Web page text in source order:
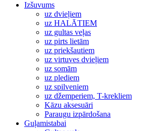
Izšuvums
uz dvieļiem
uz HALĀTIEM
uz gultas veļas
uz pirts lietām
uz priekšautiem
uz virtuves dvieļiem
uz somām
uz plediem
uz spilveniem
uz džemperiem, T-krekliem
Kāzu aksesuāri
Paraugu izpārdošana
Guļamistabai